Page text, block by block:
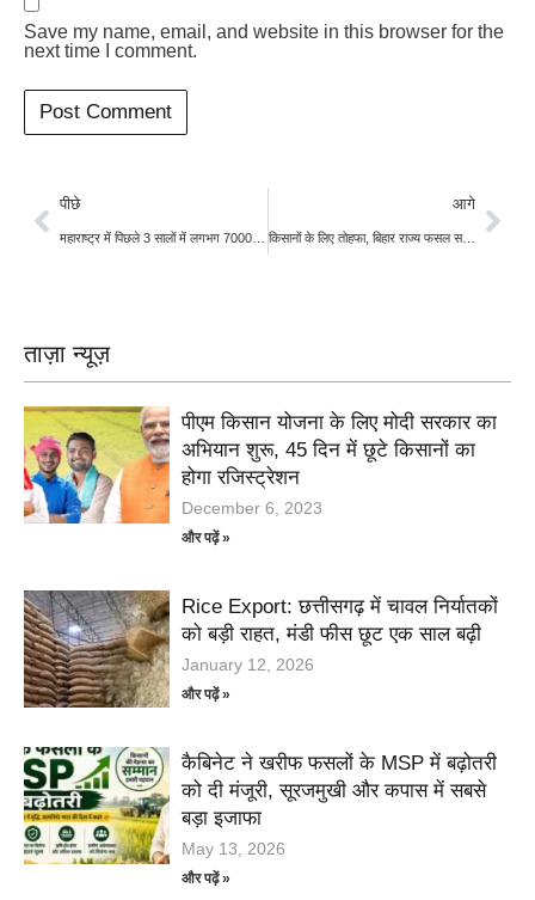
Save my name, email, and website in this browser for the
next time I comment.
पीछे आगे
किसानों के लिए तोहफा, बिहार राज्य फसल सहायता योजना
ताज़ा न्यूज़
पीएम किसान योजना के लिए मोदी सरकार का
अभियान शुरू, 45 दिन में छूटे किसानों का
होगा रजिस्ट्रेशन
December 6, 2023
और पढ़ें »
Rice Export: छत्तीसगढ़ में चावल निर्यातकों
को बड़ी राहत, मंडी फीस छूट एक साल बढ़ी
January 12, 2026
और पढ़ें »
कैबिनेट ने खरीफ फसलों के MSP में बढ़ोतरी
को दी मंजूरी, सूरजमुखी और कपास में सबसे
बड़ा इजाफा
May 13, 2026
और पढ़ें »